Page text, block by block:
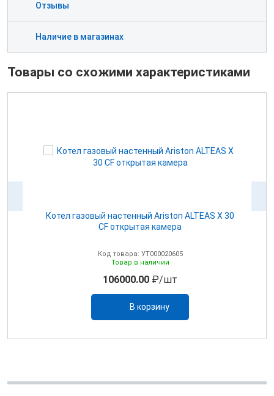
Отзывы
Наличие в магазинах
Товары со схожими характеристиками
Котел газовый настенный Ariston ALTEAS Х 30
CF открытая камера
Код товара: УТ000020605
Товар в наличии
106000.00 ₽/шт
В корзину